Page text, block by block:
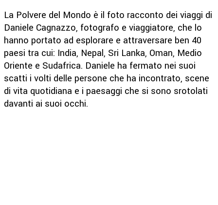
La Polvere del Mondo è il foto racconto dei viaggi di
Daniele Cagnazzo, fotografo e viaggiatore, che lo
hanno portato ad esplorare e attraversare ben 40
paesi tra cui: India, Nepal, Sri Lanka, Oman, Medio
Oriente e Sudafrica. Daniele ha fermato nei suoi
scatti i volti delle persone che ha incontrato, scene
di vita quotidiana e i paesaggi che si sono srotolati
davanti ai suoi occhi.